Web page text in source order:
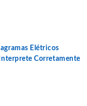
Elétricos
Corretamente